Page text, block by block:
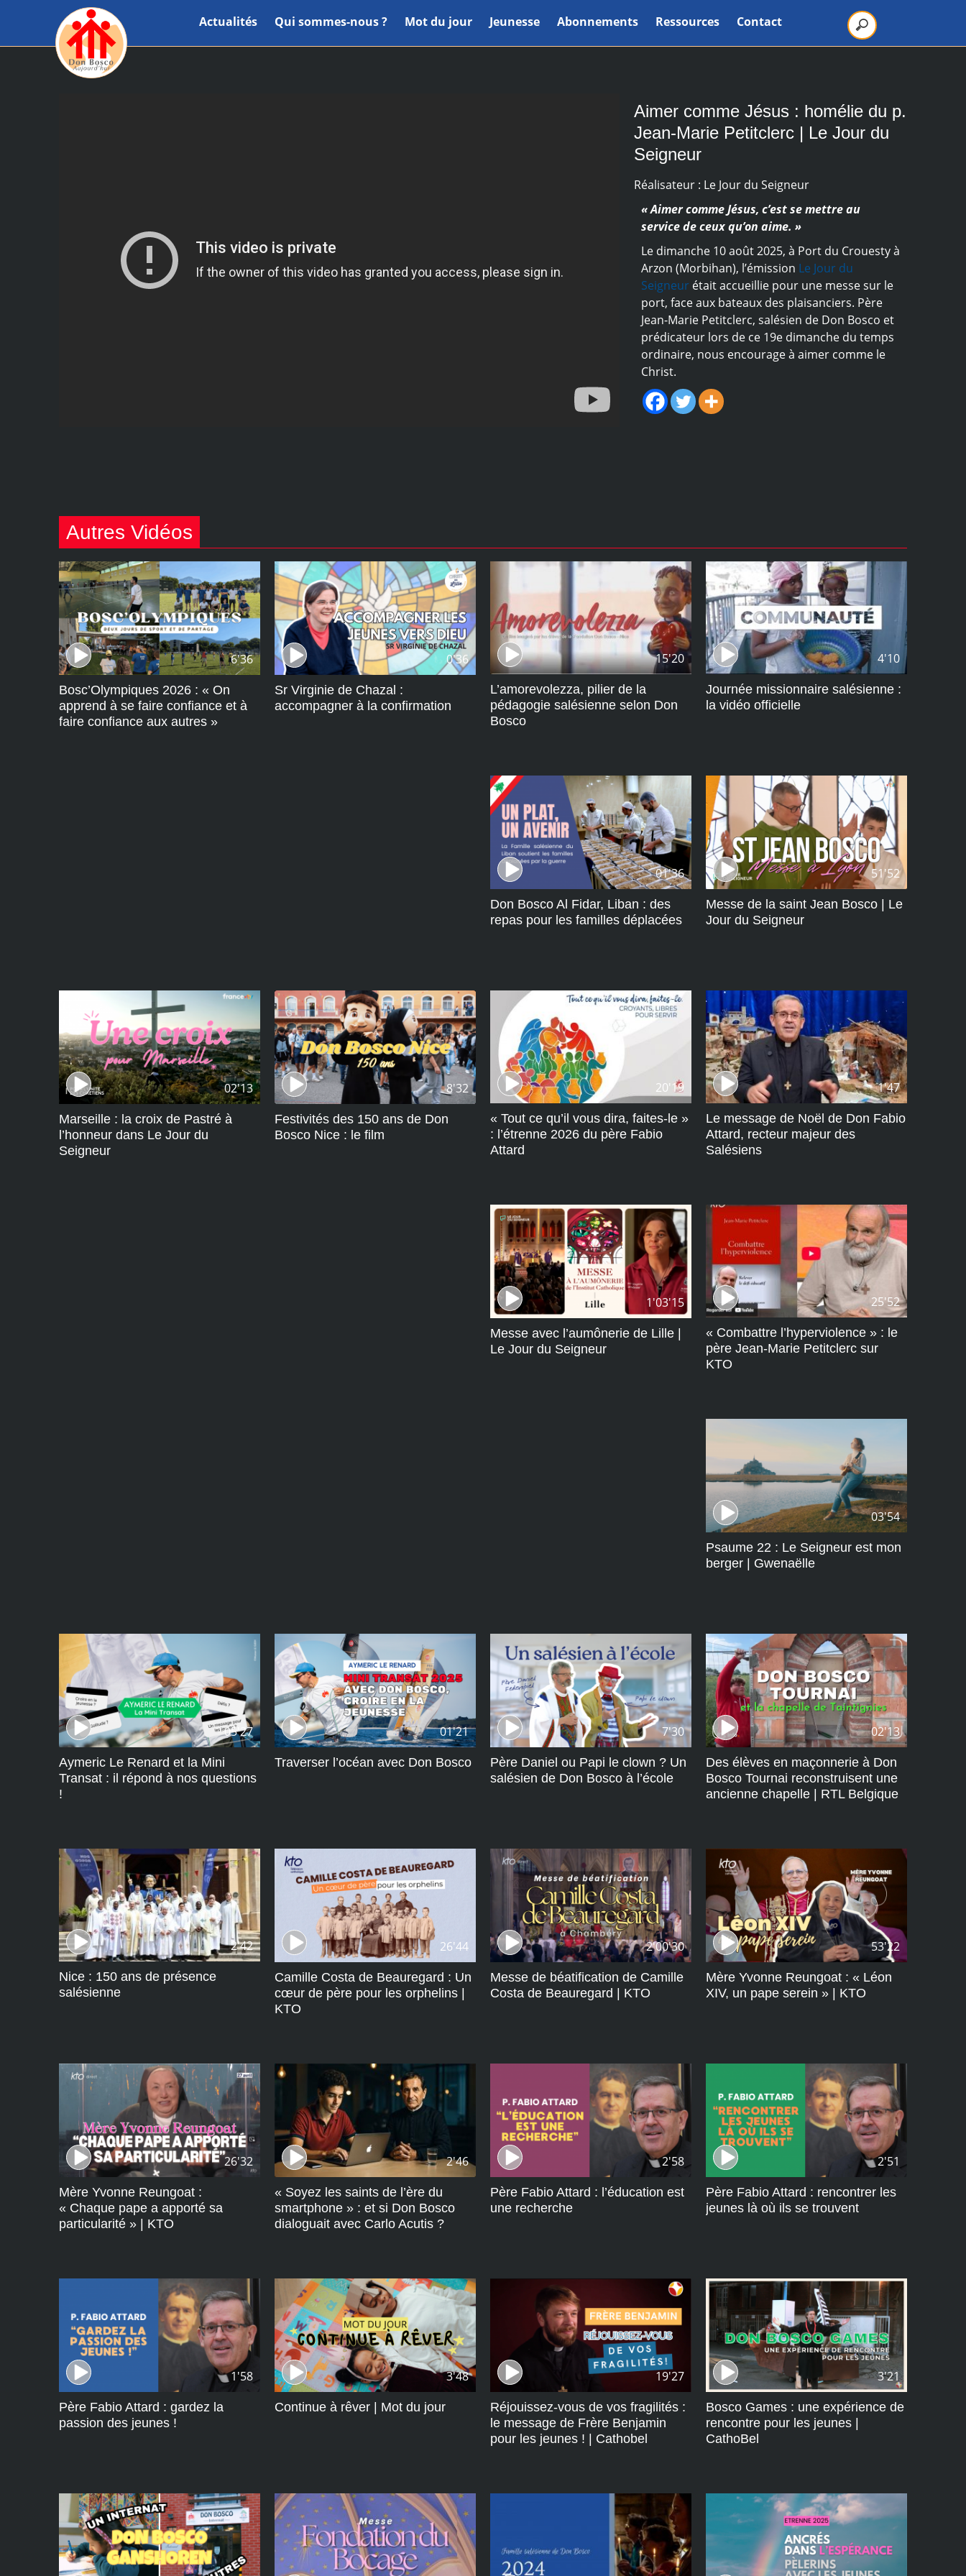
Actualités Qui sommes-nous ? Mot du jour Jeunesse Abonnements Ressources Contact
Aimer comme Jésus : homélie du p.
Jean-Marie Petitclerc | Le Jour du
Seigneur
Réalisateur : Le Jour du Seigneur
« Aimer comme Jésus, c’est se mettre au
service de ceux qu’on aime. »
Le dimanche 10 août 2025, à Port du Crouesty à
Arzon (Morbihan), l’émission Le Jour du
Seigneur était accueillie pour une messe sur le
port, face aux bateaux des plaisanciers. Père
Jean-Marie Petitclerc, salésien de Don Bosco et
prédicateur lors de ce 19e dimanche du temps
ordinaire, nous encourage à aimer comme le
Christ.
Autres Vidéos
6'36
Bosc’Olympiques 2026 : « On
apprend à se faire confiance et à
faire confiance aux autres »
0'36
Sr Virginie de Chazal :
accompagner à la confirmation
15'20
L’amorevolezza, pilier de la
pédagogie salésienne selon Don
Bosco
4'10
Journée missionnaire salésienne :
la vidéo officielle
01'36
Don Bosco Al Fidar, Liban : des
repas pour les familles déplacées
51'52
Messe de la saint Jean Bosco | Le
Jour du Seigneur
02'13
Marseille : la croix de Pastré à
l’honneur dans Le Jour du
Seigneur
8'32
Festivités des 150 ans de Don
Bosco Nice : le film
20'19
« Tout ce qu’il vous dira, faites-le »
: l’étrenne 2026 du père Fabio
Attard
1'47
Le message de Noël de Don Fabio
Attard, recteur majeur des
Salésiens
1'03'15
Messe avec l’aumônerie de Lille |
Le Jour du Seigneur
25'52
« Combattre l’hyperviolence » : le
père Jean-Marie Petitclerc sur
KTO
03'54
Psaume 22 : Le Seigneur est mon
berger | Gwenaëlle
05'27
Aymeric Le Renard et la Mini
Transat : il répond à nos questions
!
01'21
Traverser l’océan avec Don Bosco
7'30
Père Daniel ou Papi le clown ? Un
salésien de Don Bosco à l’école
02'13
Des élèves en maçonnerie à Don
Bosco Tournai reconstruisent une
ancienne chapelle | RTL Belgique
2'42
Nice : 150 ans de présence
salésienne
26'44
Camille Costa de Beauregard : Un
cœur de père pour les orphelins |
KTO
2'00'30
Messe de béatification de Camille
Costa de Beauregard | KTO
53'22
Mère Yvonne Reungoat : « Léon
XIV, un pape serein » | KTO
26'32
Mère Yvonne Reungoat :
« Chaque pape a apporté sa
particularité » | KTO
2'46
« Soyez les saints de l’ère du
smartphone » : et si Don Bosco
dialoguait avec Carlo Acutis ?
2'58
Père Fabio Attard : l’éducation est
une recherche
2'51
Père Fabio Attard : rencontrer les
jeunes là où ils se trouvent
1'58
Père Fabio Attard : gardez la
passion des jeunes !
3'48
Continue à rêver | Mot du jour
19'27
Réjouissez-vous de vos fragilités :
le message de Frère Benjamin
pour les jeunes ! | Cathobel
3'21
Bosco Games : une expérience de
rencontre pour les jeunes |
CathoBel